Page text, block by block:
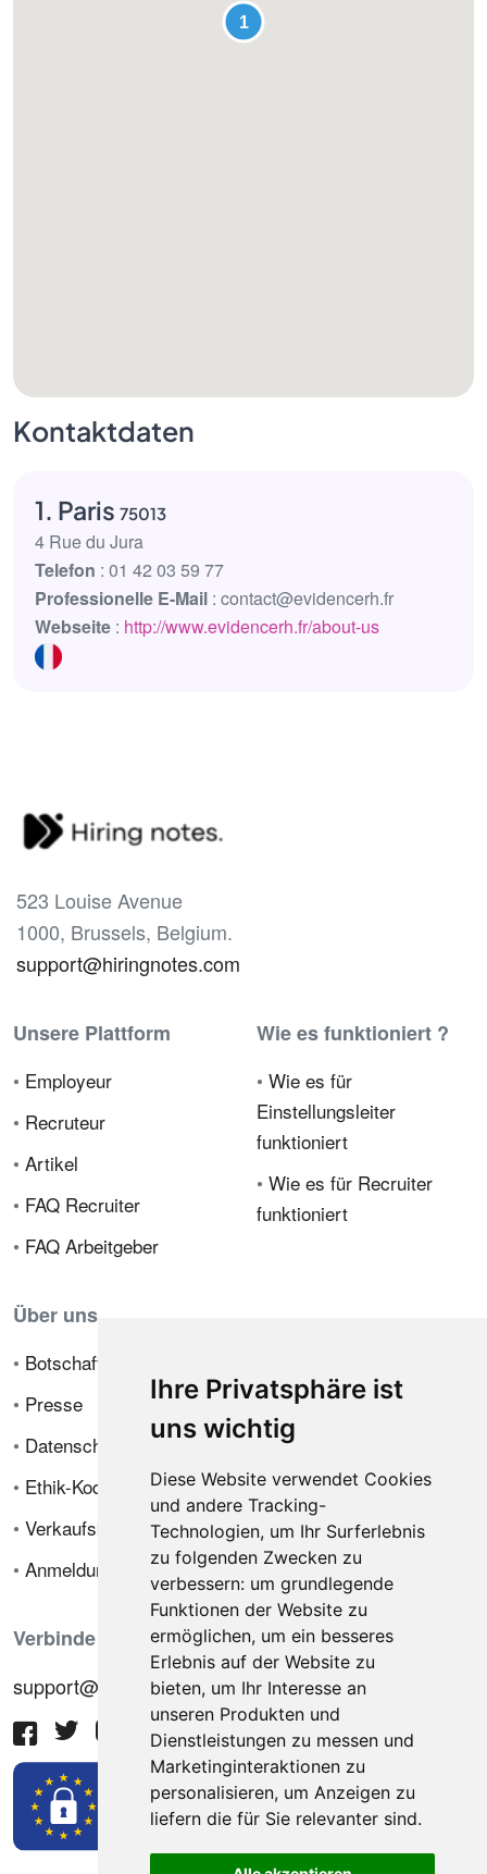
Ihre Privatsphäre ist
uns wichtig
Diese Website verwendet Cookies
und andere Tracking-
Technologien, um Ihr Surferlebnis
zu folgenden Zwecken zu
verbessern: um grundlegende
Funktionen der Website zu
ermöglichen, um ein besseres
Erlebnis auf der Website zu
bieten, um Ihr Interesse an
unseren Produkten und
Dienstleistungen zu messen und
Marketinginteraktionen zu
personalisieren, um Anzeigen zu
liefern die für Sie relevanter sind.
Kontaktdaten
1. Paris 75013
4 Rue du Jura
Telefon : 01 42 03 59 77
Professionelle E-Mail : contact@evidencerh.fr
Webseite : http://www.evidencerh.fr/about-us
523 Louise Avenue
1000, Brussels, Belgium.
support@hiringnotes.com
Unsere Plattform
• Employeur
• Recruteur
• Artikel
• FAQ Recruiter
• FAQ Arbeitgeber
Wie es funktioniert ?
• Wie es für
Einstellungsleiter
funktioniert
• Wie es für Recruiter
funktioniert
Über uns
• Botschafterprogramm
• Presse
• Datenschutzrichtlinie
• Ethik-Kodex
• Verkaufsbedingungen
• Anmeldung
Verbinde dich mit uns
support@hiringnotes.com